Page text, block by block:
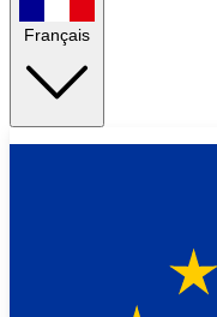
Français